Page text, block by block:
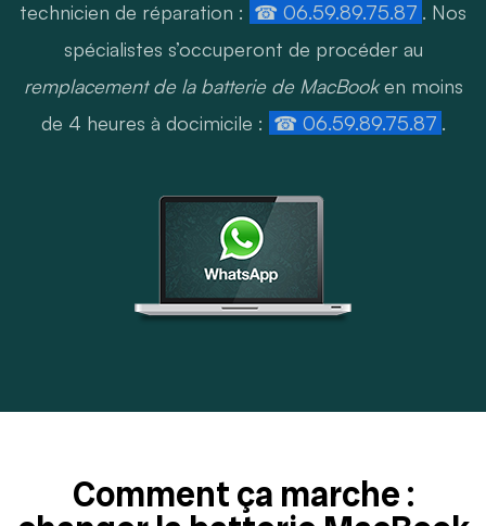
technicien de réparation : ☎ 06.59.89.75.87 . Nos
spécialistes s’occuperont de procéder au
remplacement de la batterie de MacBooken moins
de 4 heures à docimicile : ☎ 06.59.89.75.87 .
Comment ça marche :